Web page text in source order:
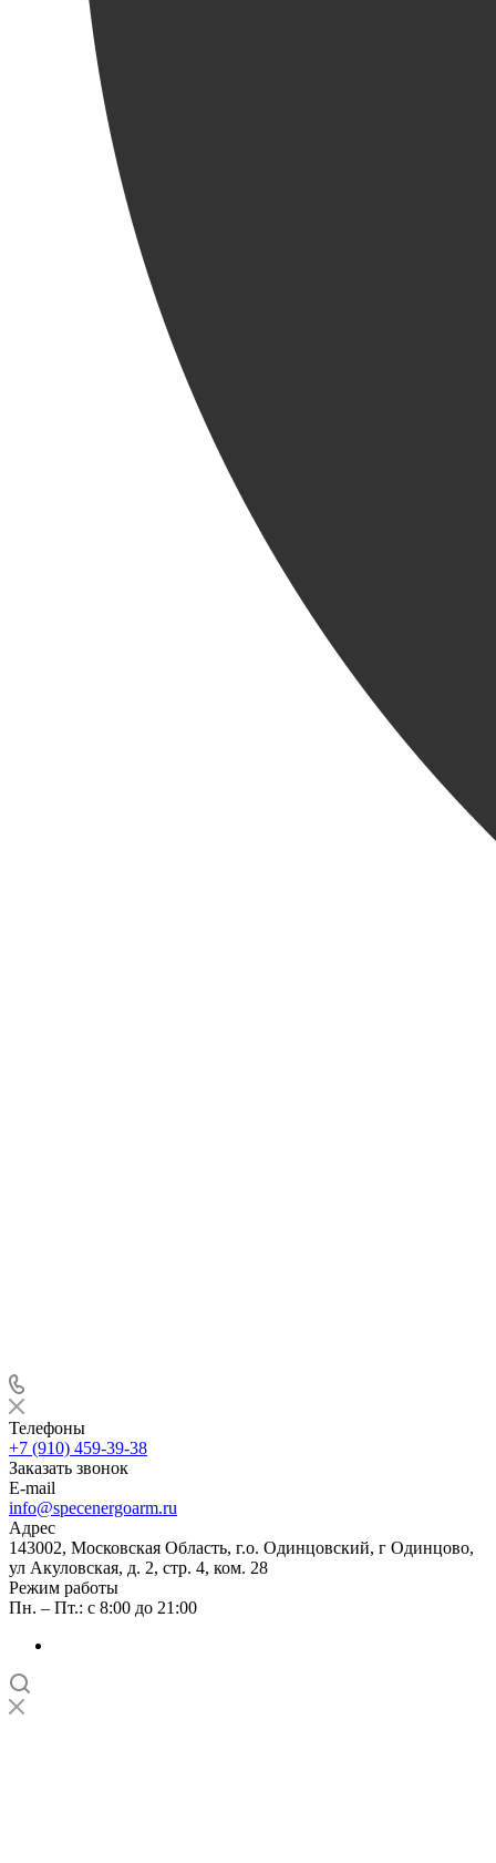
Телефоны
+7 (910) 459-39-38
Заказать звонок
E-mail
info@specenergoarm.ru
Адрес
143002, Московская Область, г.о. Одинцовский, г Одинцово,
ул Акуловская, д. 2, стр. 4, ком. 28
Режим работы
Пн. – Пт.: с 8:00 до 21:00